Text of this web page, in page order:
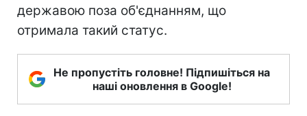
державою поза об'єднанням, що
отримала такий статус.
Не пропустіть головне! Підпишіться на
наші оновлення в Google!